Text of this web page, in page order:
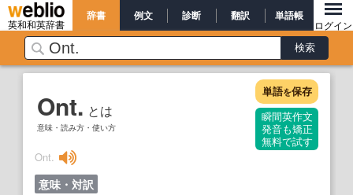
英和和英辞書
辞書 例文 診断 翻訳 単語帳
ログイン
Ont. とは
意味・読み方・使い方
単語を保存
瞬間英作文
発音も矯正
無料で試す
Ont.
意味・対訳